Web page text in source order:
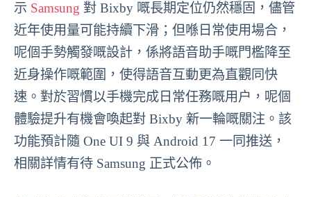
示 Samsung 對 Bixby 嘅長期定位仍然穩固，儘管
近年使用量可能持續下滑；但喺日常使用場合，
呢個手勢觸發嘅設計，係將語音助手嘅門檻降至
近身操作嘅範圍，使得語音互動更為直觀同快
速。對於習慣以手機完成日常任務嘅用户，呢個
體驗提升有機會喚起對 Bixby 新一輪嘅關注。該
功能預計隨 One UI 9 與 Android 17 一同推送，
相關詳情有待 Samsung 正式公佈。